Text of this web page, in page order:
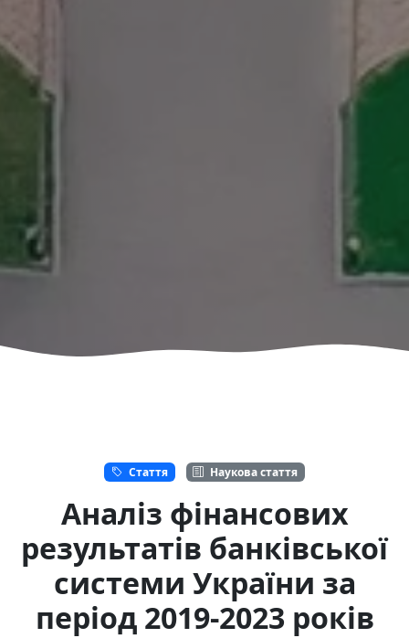
Стаття Наукова стаття
Аналіз фінансових
результатів банківської
системи України за
період 2019-2023 років